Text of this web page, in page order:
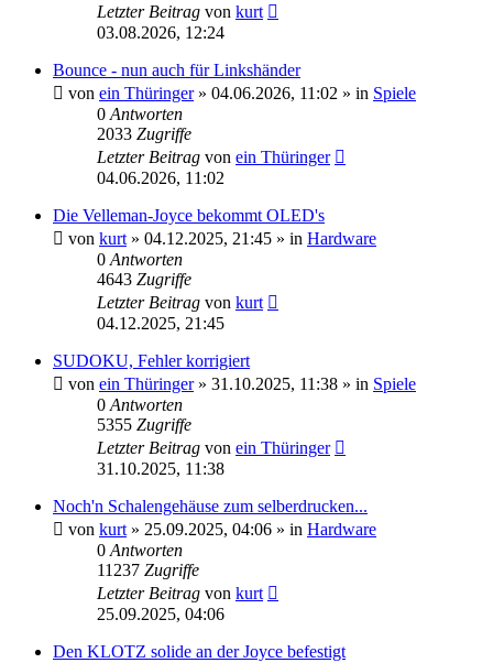
Letzter Beitrag von kurt
03.08.2026, 12:24
Bounce - nun auch für Linkshänder
von ein Thüringer» 04.06.2026, 11:02 » in Spiele
0 Antworten
2033 Zugriffe
Letzter Beitrag von ein Thüringer
04.06.2026, 11:02
Die Velleman-Joyce bekommt OLED's
von kurt » 04.12.2025, 21:45 » in Hardware
0 Antworten
4643 Zugriffe
Letzter Beitrag von kurt
04.12.2025, 21:45
SUDOKU, Fehler korrigiert
von ein Thüringer» 31.10.2025, 11:38 » in Spiele
0 Antworten
5355 Zugriffe
Letzter Beitrag von ein Thüringer
31.10.2025, 11:38
Noch'n Schalengehäuse zum selberdrucken...
von kurt » 25.09.2025, 04:06 » in Hardware
0 Antworten
11237 Zugriffe
Letzter Beitrag von kurt
25.09.2025, 04:06
Den KLOTZ solide an der Joyce befestigt